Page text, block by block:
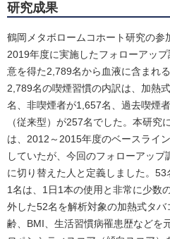
研究成果
鶴岡メタボロームコホート研究の参
2019年度に実施したフォローアッ
意を得た2,789名から血液に含まれ
2,789名の喫煙習慣の内訳は、加熱
名、非喫煙者が1,657名、過去喫煙
（従来型）が257名でした。本研究
は、2012～2015年度のベースライ
していたが、今回のフォローアッ
に切り替えた人と定義しました。
1名は、1日1本の使用と非常に少数
外した52名を解析対象の加熱式タ
齢、BMI、生活習慣病罹患歴などを